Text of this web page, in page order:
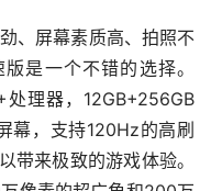
、屏幕素质高、拍照不
是一个不错的选择。
理器，12GB+256GB
幕，支持120Hz的高刷
来极致的游戏体验。